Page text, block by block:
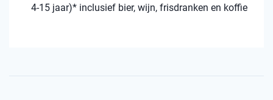
4-15 jaar)* inclusief bier, wijn, frisdranken en koffie